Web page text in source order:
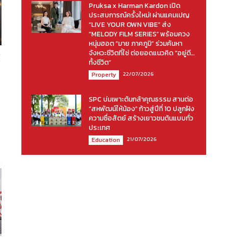
Pruksa x Harman Kardon เปิด
ประสบการณ์ครั้งใหม่! ผ่านแคมเปญ
“LIVE YOUR OWN VIBE” ส่ง
“MELODY FILM SERIES” พร้อมควง
หนุ่มฮอต “มาย ภาคภูมิ” ร่วมค้นหา
จังหวะชีวิตที่ใช่ ต่อยอดแนวคิด “อยู่ดี…
ทั้งชีวิต”
Property 22/07/2026
SPC บ่มเพาะต้นกล้าคุณธรรม สานต่อ
“สหพัฒน์ให้น้อง” ก้าวสู่ปีที่ 10 ปลูกฝัง
ความซื่อสัตย์ สร้างเยาวชนต้นแบบทั่ว
ประเทศ
Education 21/07/2026